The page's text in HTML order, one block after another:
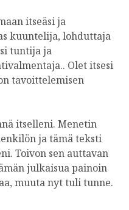
itseäsi ja
kuuntelija, lohduttaja
tuntija ja
Olet itsesi
tavoittelemisen
itselleni. Menetin
ja tämä teksti
Toivon sen auttavan
julkaisua painoin
muuta nyt tuli tunne.